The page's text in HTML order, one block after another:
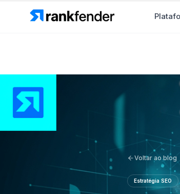
Voltar ao blog
Estratégia SEO